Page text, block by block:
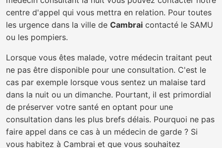
centre d'appel qui vous mettra en relation. Pour toutes
les urgence dans la ville de Cambrai contacté le SAMU
ou les pompiers.
Lorsque vous êtes malade, votre médecin traitant peut
ne pas être disponible pour une consultation. C'est le
cas par exemple lorsque vous sentez un malaise tard
dans la nuit ou un dimanche. Pourtant, il est primordial
de préserver votre santé en optant pour une
consultation dans les plus brefs délais. Pourquoi ne pas
faire appel dans ce cas à un médecin de garde ? Si
vous habitez à Cambrai et que vous souhaitez